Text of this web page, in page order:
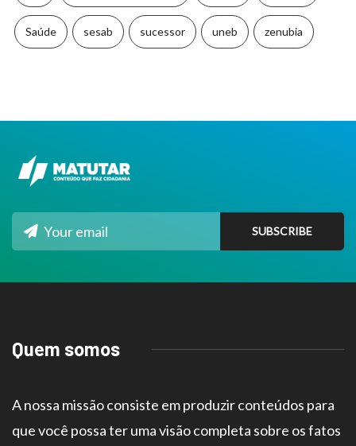
Saúde sesab sucessor uneb zenubia
Quem somos
A nossa missão consiste em produzir conteúdos para
que você possa ter uma visão completa sobre os fatos